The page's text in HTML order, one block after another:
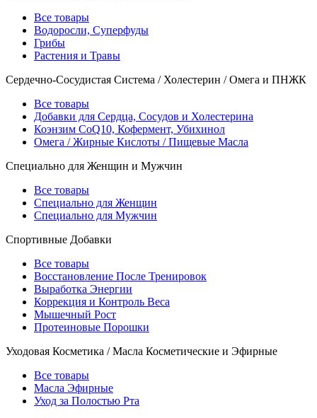
Все товары
Водоросли, Суперфуды
Грибы
Растения и Травы
Сердечно-Сосудистая Система / Холестерин / Омега и ПНЖК
Все товары
Добавки для Сердца, Сосудов и Холестерина
Коэнзим CoQ10, Кофермент, Убихинол
Омега / Жирные Кислоты / Пищевые Масла
Специально для Женщин и Мужчин
Все товары
Специально для Женщин
Специально для Мужчин
Спортивные Добавки
Все товары
Восстановление После Тренировок
Выработка Энергии
Коррекция и Контроль Веса
Мышечный Рост
Протеиновые Порошки
Уходовая Косметика / Масла Косметические и Эфирные
Все товары
Масла Эфирные
Уход за Полостью Рта